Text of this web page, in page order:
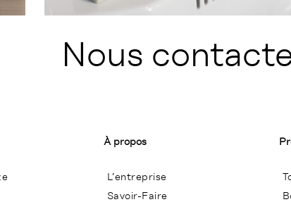
Nous
À propos
L’entreprise
Savoir-Faire